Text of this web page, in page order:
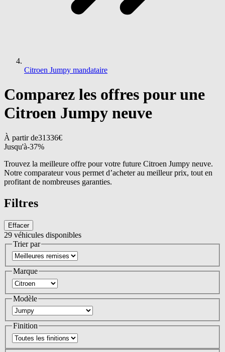
Citroen Jumpy mandataire
Comparez les offres pour une
Citroen Jumpy neuve
À partir de31336€
Jusqu'à-37%
Trouvez la meilleure offre pour votre future Citroen Jumpy neuve.
Notre comparateur vous permet d’acheter au meilleur prix, tout en
profitant de nombreuses garanties.
Filtres
Effacer
29 véhicules disponibles
Trier par
Marque
Modèle
Finition